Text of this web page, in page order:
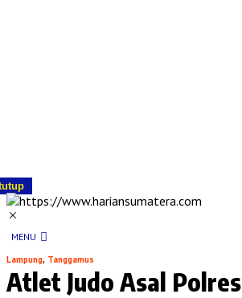
MENU
Lampung, Tanggamus
Atlet Judo Asal Polres